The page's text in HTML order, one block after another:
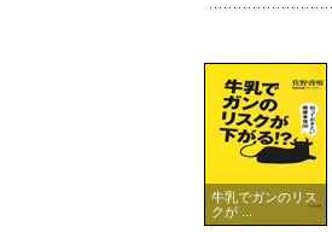
牛乳でガンのリス
クが ...